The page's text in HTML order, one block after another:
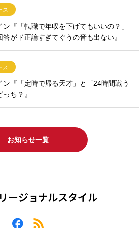
ス
『「転職で年収を下げてもいいの？」
がド正論すぎてぐうの音も出ない』
ス
ン『「定時で帰る天才」と「24時間戦う
ち？』
お知らせ一覧
ージョナルスタイル